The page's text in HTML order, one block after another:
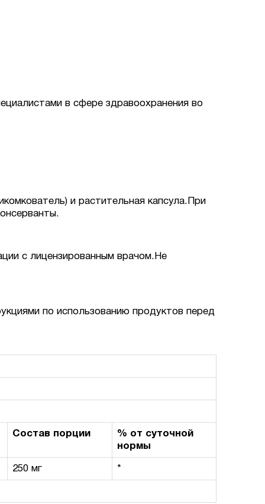
в сфере здравоохранения во
и растительная капсула.При
с лицензированным врачом.Не
по использованию продуктов перед
Состав порции
% от суточной
нормы
250 мг *